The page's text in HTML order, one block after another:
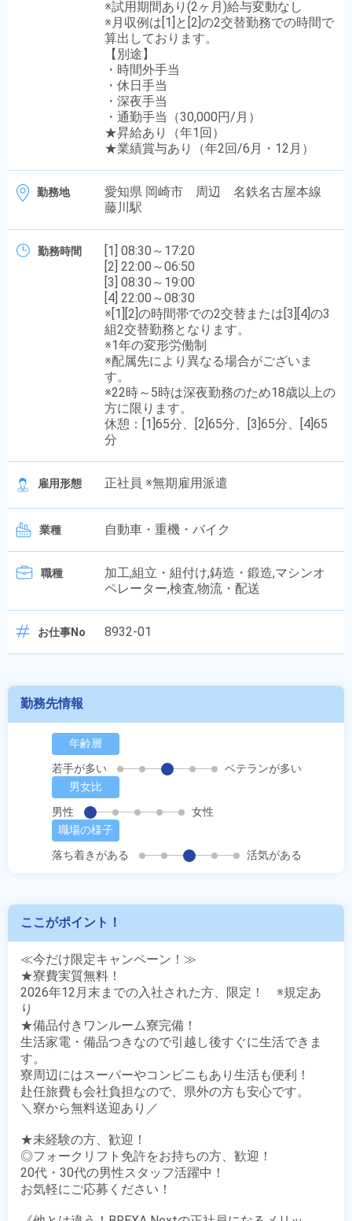
※試用期間あり(2ヶ月)給与変動なし
※月収例は[1]と[2]の2交替勤務での時間で
算出しております。
【別途】
・時間外手当
・休日手当
・深夜手当
・通勤手当（30,000円/月）
★昇給あり（年1回）
★業績賞与あり（年2回/6月・12月）
勤務地
愛知県 岡崎市 周辺 名鉄名古屋本線
藤川駅
勤務時間
[1] 08:30～17:20
[2] 22:00～06:50
[3] 08:30～19:00
[4] 22:00～08:30
※[1][2]の時間帯での2交替または[3][4]の3
組2交替勤務となります。
※1年の変形労働制
※配属先により異なる場合がございま
す。
※22時～5時は深夜勤務のため18歳以上の
方に限ります。
休憩：[1]65分、[2]65分、[3]65分、[4]65
分
雇用形態 正社員 ※無期雇用派遣
業種 自動車・重機・バイク
職種
加工,組立・組付け,鋳造・鍛造,マシンオ
ペレーター,検査,物流・配送
お仕事No 8932-01
勤務先情報
年齢層
若手が多い
ベテランが多い
男女比
男性
女性
職場の様子
落ち着きがある
活気がある
ここがポイント！
≪今だけ限定キャンペーン！≫
★寮費実質無料！
2026年12月末までの入社された方、限定！　※規定あ
り
★備品付きワンルーム寮完備！
生活家電・備品つきなので引越し後すぐに生活できま
す。
寮周辺にはスーパーやコンビニもあり生活も便利！
赴任旅費も会社負担なので、県外の方も安心です。
＼寮から無料送迎あり／
★未経験の方、歓迎！
◎フォークリフト免許をお持ちの方、歓迎！
20代・30代の男性スタッフ活躍中！
お気軽にご応募ください！